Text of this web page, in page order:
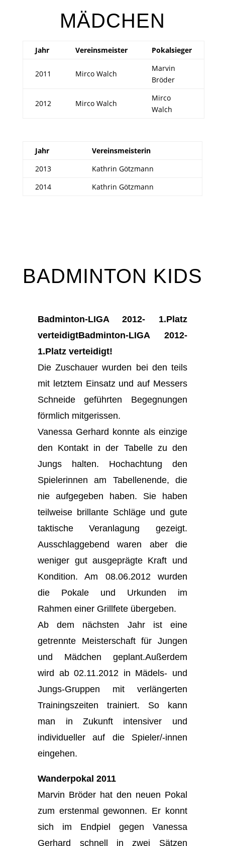
MÄDCHEN
Jahr Vereinsmeister Pokalsieger
2011 Mirco Walch
Marvin
Bröder
2012 Mirco Walch
Mirco
Walch
Jahr
Vereinsmeisterin
2013
Kathrin Götzmann
2014
Kathrin Götzmann
BADMINTON KIDS
Badminton-LIGA 2012- 1.Platz
verteidigtBadminton-LIGA 2012-
1.Platz verteidigt!
Die Zuschauer wurden bei den teils
mit letztem Einsatz und auf Messers
Schneide geführten Begegnungen
förmlich mitgerissen.
Vanessa Gerhard konnte als einzige
den Kontakt in der Tabelle zu den
Jungs halten. Hochachtung den
Spielerinnen am Tabellenende, die
nie aufgegeben haben. Sie haben
teilweise brillante Schläge und gute
taktische Veranlagung gezeigt.
Ausschlaggebend waren aber die
weniger gut ausgeprägte Kraft und
Kondition. Am 08.06.2012 wurden
die Pokale und Urkunden im
Rahmen einer Grillfete übergeben.
Ab dem nächsten Jahr ist eine
getrennte Meisterschaft für Jungen
und Mädchen geplant.Außerdem
wird ab 02.11.2012 in Mädels- und
Jungs-Gruppen mit verlängerten
Trainingszeiten trainiert. So kann
man in Zukunft intensiver und
individueller auf die Spieler/-innen
eingehen.
Wanderpokal 2011
Marvin Bröder hat den neuen Pokal
zum erstenmal gewonnen. Er konnt
sich im Endpiel gegen Vanessa
Gerhard schnell in zwei Sätzen